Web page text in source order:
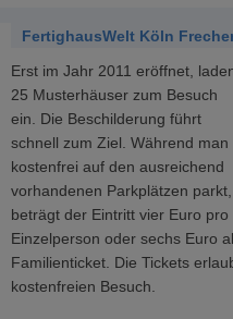
FertighausWelt Köln
Erst im Jahr 2011 eröffnet,
25 Musterhäuser zum Besuch
ein. Die Beschilderung führt
schnell zum Ziel. Während man
kostenfrei auf den ausreichend
vorhandenen Parkplätzen parkt,
beträgt der Eintritt vier Euro pro
Einzelperson oder sechs Euro
Familienticket. Die Tickets
kostenfreien Besuch.